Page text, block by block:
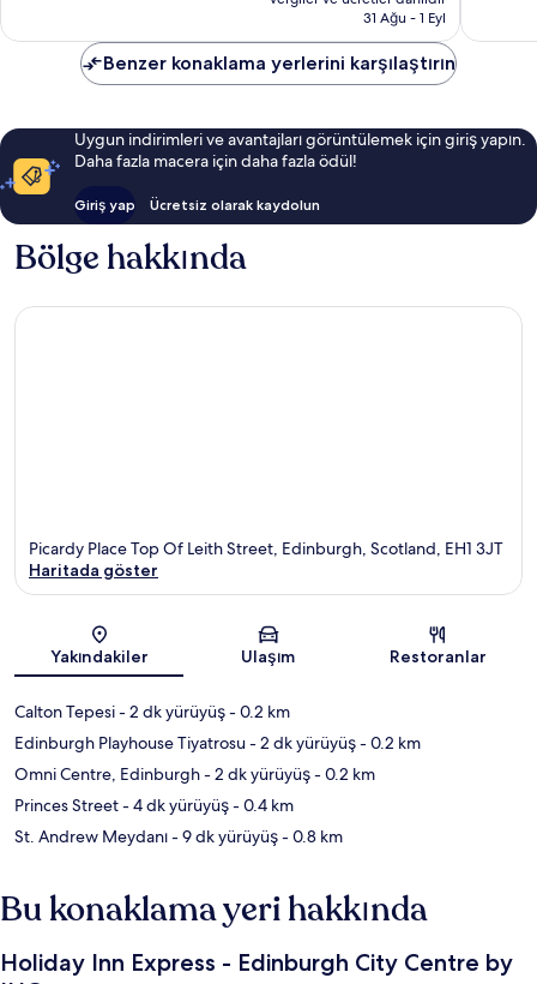
9.508 TL
31 Ağu - 1 Eyl
Benzer konaklama yerlerini karşılaştırın
Uygun indirimleri ve avantajları görüntülemek için giriş yapın.
Daha fazla macera için daha fazla ödül!
Giriş yap Ücretsiz olarak kaydolun
Bölge hakkında
Harita
Picardy Place Top Of Leith Street, Edinburgh, Scotland, EH1 3JT
Haritada göster
Yakındakiler Ulaşım Restoranlar
Calton Tepesi- 2 dk yürüyüş- 0.2 km
Edinburgh Playhouse Tiyatrosu- 2 dk yürüyüş- 0.2 km
Omni Centre, Edinburgh- 2 dk yürüyüş- 0.2 km
Princes Street- 4 dk yürüyüş- 0.4 km
St. Andrew Meydanı- 9 dk yürüyüş- 0.8 km
Bu konaklama yeri hakkında
Holiday Inn Express - Edinburgh City Centre by